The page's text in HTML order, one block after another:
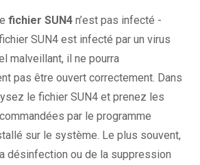
fichier SUN4 n’est pas infecté -
SUN4 est infecté par un virus
malveillant, il ne pourra
pas être ouvert correctement. Dans
le fichier SUN4 et prenez les
par le programme
sur le système. Le plus souvent,
désinfection ou de la suppression